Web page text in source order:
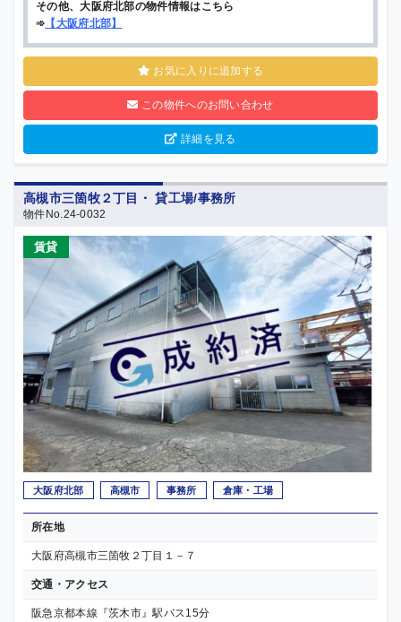
その他、大阪府北部の物件情報はこちら
➾ 【大阪府北部】
お気に入りに追加する
この物件へのお問い合わせ
詳細を見る
高槻市三箇牧２丁目・ 貸工場/事務所
物件No.24-0032
賃貸
大阪府北部 高槻市 事務所 倉庫・工場
所在地
大阪府高槻市三箇牧２丁目１－７
交通・アクセス
阪急京都本線『茨木市』駅バス15分